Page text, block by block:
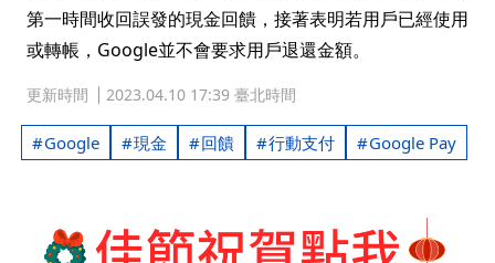
第一時間收回誤發的現金回饋，接著表明若用戶已經使用
或轉帳，Google並不會要求用戶退還金額。
更新時間 2023.04.10 17:39 臺北時間
Google 現金 回饋 行動支付 Google Pay